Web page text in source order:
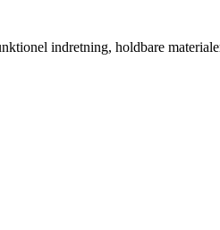
indretning, holdbare